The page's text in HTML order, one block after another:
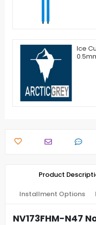
Ice
Product
Installment Options
NV173FHM-N47